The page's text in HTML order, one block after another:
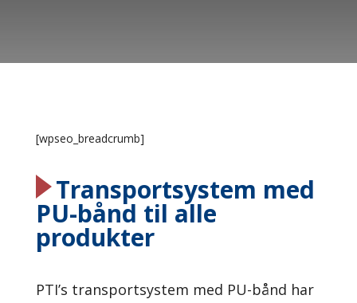
[wpseo_breadcrumb]
Transportsystem med
PU-bånd til alle
produkter
PTI’s transportsystem med PU-bånd har